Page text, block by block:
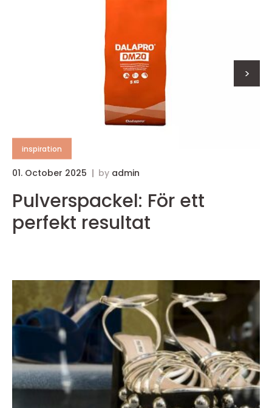
inspiration
01. October 2025 by admin
Pulverspackel: För ett
perfekt resultat
>